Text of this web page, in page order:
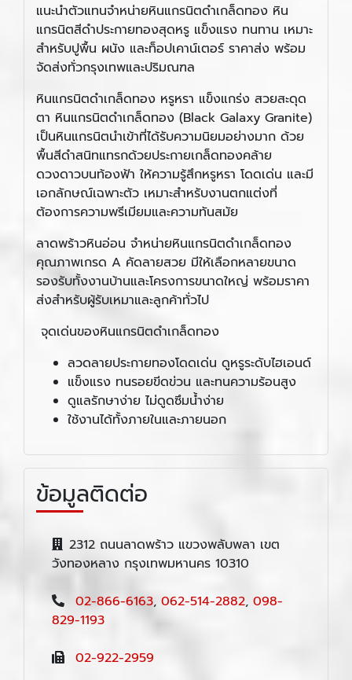
แนะนำตัวแทนจำหน่ายหินแกรนิตดำเกล็ดทอง หิน
แกรนิตสีดำประกายทองสุดหรู แข็งแรง ทนทาน เหมาะ
สำหรับปูพื้น ผนัง และท็อปเคาน์เตอร์ ราคาส่ง พร้อม
จัดส่งทั่วกรุงเทพและปริมณฑล
หินแกรนิตดำเกล็ดทอง หรูหรา แข็งแกร่ง สวยสะดุด
ตา หินแกรนิตดำเกล็ดทอง (Black Galaxy Granite)
เป็นหินแกรนิตนำเข้าที่ได้รับความนิยมอย่างมาก ด้วย
พื้นสีดำสนิทแทรกด้วยประกายเกล็ดทองคล้าย
ดวงดาวบนท้องฟ้า ให้ความรู้สึกหรูหรา โดดเด่น และมี
เอกลักษณ์เฉพาะตัว เหมาะสำหรับงานตกแต่งที่
ต้องการความพรีเมียมและความทันสมัย
ลาดพร้าวหินอ่อน จำหน่ายหินแกรนิตดำเกล็ดทอง
คุณภาพเกรด A คัดลายสวย มีให้เลือกหลายขนาด
รองรับทั้งงานบ้านและโครงการขนาดใหญ่ พร้อมราคา
ส่งสำหรับผู้รับเหมาและลูกค้าทั่วไป
จุดเด่นของหินแกรนิตดำเกล็ดทอง
ลวดลายประกายทองโดดเด่น ดูหรูระดับไฮเอนด์
แข็งแรง ทนรอยขีดข่วน และทนความร้อนสูง
ดูแลรักษาง่าย ไม่ดูดซึมน้ำง่าย
ใช้งานได้ทั้งภายในและภายนอก
ข้อมูลติดต่อ
2312 ถนนลาดพร้าว แขวงพลับพลา เขต
วังทองหลาง กรุงเทพมหานคร 10310
02-866-6163, 062-514-2882, 098-
829-1193
02-922-2959